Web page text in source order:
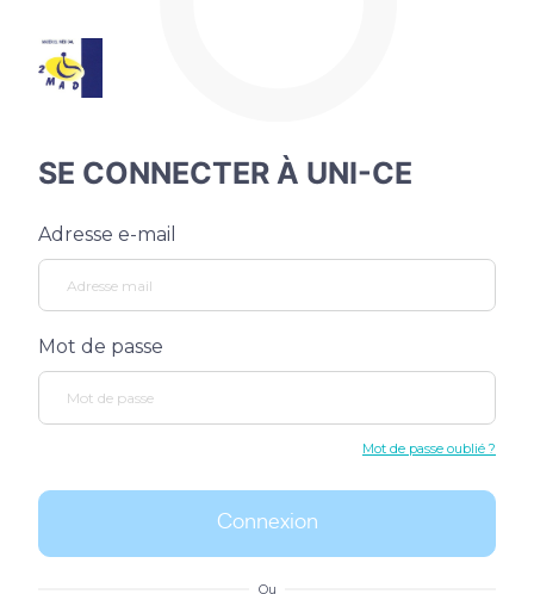
SE CONNECTER À UNI-CE
Adresse e-mail
Mot de passe
Mot de passe oublié ?
Connexion
Ou